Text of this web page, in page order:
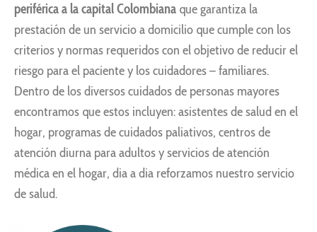
periférica a la capital Colombiana que garantiza la
prestación de un servicio a domicilio que cumple con los
criterios y normas requeridos con el objetivo de reducir el
riesgo para el paciente y los cuidadores – familiares.
Dentro de los diversos cuidados de personas mayores
encontramos que estos incluyen: asistentes de salud en el
hogar, programas de cuidados paliativos, centros de
atención diurna para adultos y servicios de atención
médica en el hogar, dia a dia reforzamos nuestro servicio
de salud.